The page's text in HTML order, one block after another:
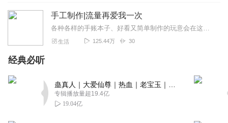
手工制作|流量再爱我一次
各种各样的手账本子、好看又简单制作的玩意会在这里聚集呀欢迎来收看，欢迎来转发
生活 125.44万 30
经典必听
专辑播放量超19.4亿
19.04亿